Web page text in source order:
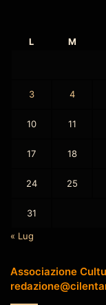
L M
3 4
10 11
17 18
24 25
31
« Lug
Associazione